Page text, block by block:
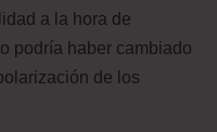
a la hora de
podría haber cambiado
de los